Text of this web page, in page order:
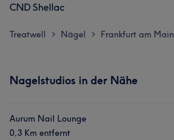
CND Shellac
Treatwell > Nägel > Frankfurt am Main
Nagelstudios in der Nähe
Aurum Nail Lounge
0,3 Km entfernt